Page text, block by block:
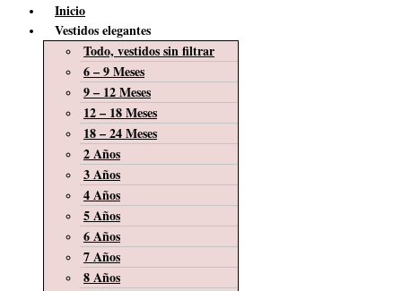
Inicio
Vestidos elegantes
Todo, vestidos sin filtrar
6 – 9 Meses
9 – 12 Meses
12 – 18 Meses
18 – 24 Meses
2 Años
3 Años
4 Años
5 Años
6 Años
7 Años
8 Años